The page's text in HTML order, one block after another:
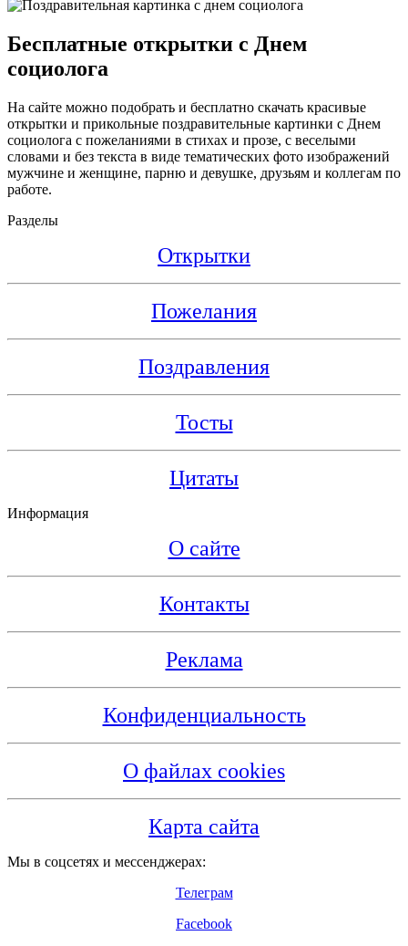
Бесплатные открытки с Днем
социолога
На сайте можно подобрать и бесплатно скачать красивые
открытки и прикольные поздравительные картинки с Днем
социолога с пожеланиями в стихах и прозе, с веселыми
словами и без текста в виде тематических фото изображений
мужчине и женщине, парню и девушке, друзьям и коллегам по
работе.
Разделы
Открытки
Пожелания
Поздравления
Тосты
Цитаты
Информация
О сайте
Контакты
Реклама
Конфиденциальность
О файлах cookies
Карта сайта
Мы в соцсетях и мессенджерах:
Телеграм
Facebook